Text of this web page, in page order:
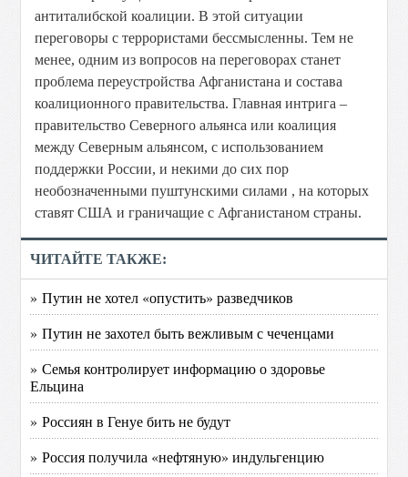
антиталибской коалиции. В этой ситуации
переговоры с террористами бессмысленны. Тем не
менее, одним из вопросов на переговорах станет
проблема переустройства Афганистана и состава
коалиционного правительства. Главная интрига –
правительство Северного альянса или коалиция
между Северным альянсом, с использованием
поддержки России, и некими до сих пор
необозначенными пуштунскими силами , на которых
ставят США и граничащие с Афганистаном страны.
ЧИТАЙТЕ ТАКЖЕ:
» Путин не хотел «опустить» разведчиков
» Путин не захотел быть вежливым с чеченцами
» Семья контролирует информацию о здоровье
Ельцина
» Россиян в Генуе бить не будут
» Россия получила «нефтяную» индульгенцию